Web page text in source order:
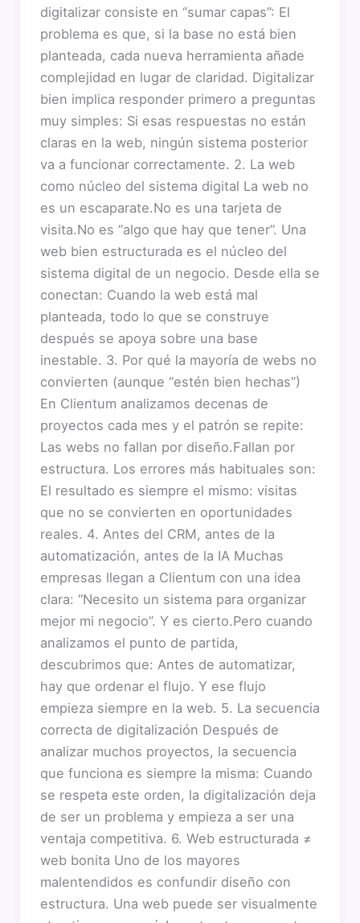
digitalizar consiste en “sumar capas”: El
problema es que, si la base no está bien
planteada, cada nueva herramienta añade
complejidad en lugar de claridad. Digitalizar
bien implica responder primero a preguntas
muy simples: Si esas respuestas no están
claras en la web, ningún sistema posterior
va a funcionar correctamente. 2. La web
como núcleo del sistema digital La web no
es un escaparate.No es una tarjeta de
visita.No es “algo que hay que tener”. Una
web bien estructurada es el núcleo del
sistema digital de un negocio. Desde ella se
conectan: Cuando la web está mal
planteada, todo lo que se construye
después se apoya sobre una base
inestable. 3. Por qué la mayoría de webs no
convierten (aunque “estén bien hechas”)
En Clientum analizamos decenas de
proyectos cada mes y el patrón se repite:
Las webs no fallan por diseño.Fallan por
estructura. Los errores más habituales son:
El resultado es siempre el mismo: visitas
que no se convierten en oportunidades
reales. 4. Antes del CRM, antes de la
automatización, antes de la IA Muchas
empresas llegan a Clientum con una idea
clara: “Necesito un sistema para organizar
mejor mi negocio”. Y es cierto.Pero cuando
analizamos el punto de partida,
descubrimos que: Antes de automatizar,
hay que ordenar el flujo. Y ese flujo
empieza siempre en la web. 5. La secuencia
correcta de digitalización Después de
analizar muchos proyectos, la secuencia
que funciona es siempre la misma: Cuando
se respeta este orden, la digitalización deja
de ser un problema y empieza a ser una
ventaja competitiva. 6. Web estructurada ≠
web bonita Uno de los mayores
malentendidos es confundir diseño con
estructura. Una web puede ser visualmente